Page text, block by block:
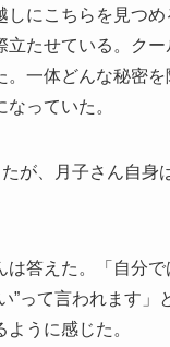
にこちらを見つ
たせている。ク
一体どんな秘密
っていた。
が、月子さん自
答えた。「自分
”って言われます
うに感じた。